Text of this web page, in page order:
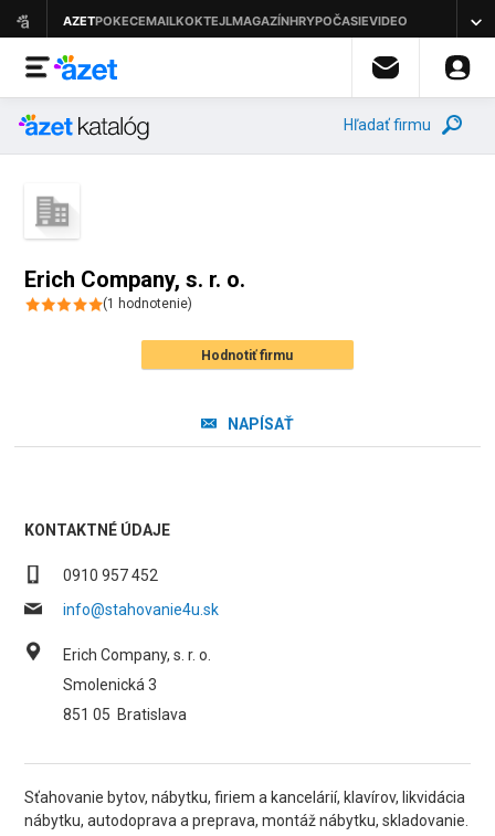
Hľadať firmu
Erich Company, s. r. o.
(1 hodnotenie)
Hodnotiť firmu
NAPÍSAŤ
KONTAKTNÉ ÚDAJE
0910 957 452
info@stahovanie4u.sk
Erich Company, s. r. o.
Smolenická 3
851 05 Bratislava
Sťahovanie bytov, nábytku, firiem a kancelárií, klavírov, likvidácia
nábytku, autodoprava a preprava, montáž nábytku, skladovanie.